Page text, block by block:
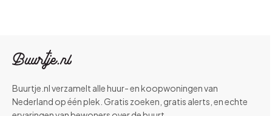
Buurtje.nl verzamelt alle huur- en koopwoningen van
Nederland op één plek. Gratis zoeken, gratis alerts, en echte